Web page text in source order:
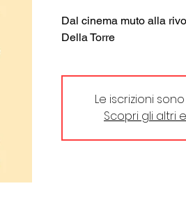
Dal cinema muto alla
Della Torre
Le iscrizioni
Scopri gli altri